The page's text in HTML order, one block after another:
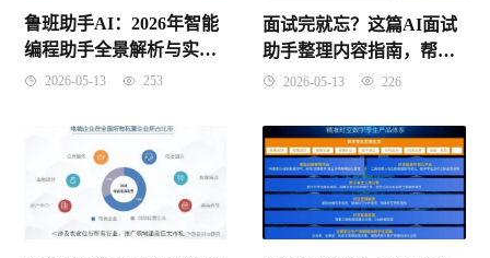
鲁班助手AI：2026年智能
编程助手全景解析与实战
指南2026-05-13 253
面试完就忘？这篇AI面试
助手整理内容指南，帮你
把每场面试都变成经验
2026-05-13 226